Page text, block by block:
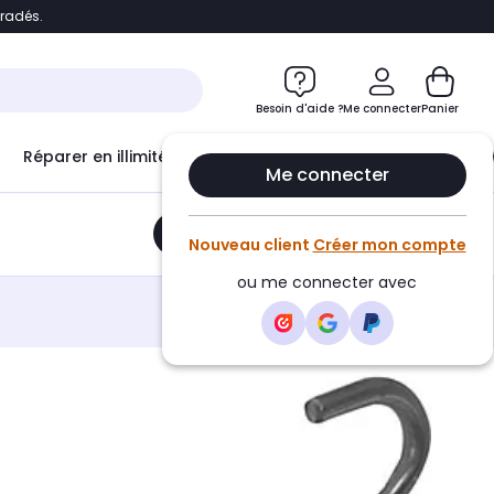
Accéder directement au chatbot
Besoin d'aide ?Me connecter
Me connecter
Nouveau client Créer mon compte
ou me connecter avec
Panier
Réparer en illimité avec Le Club Infinity
Ajouter au panier